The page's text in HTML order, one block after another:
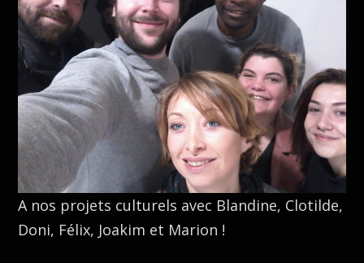
A nos projets culturels avec Blandine, Clotilde,
Doni, Félix, Joakim et Marion !